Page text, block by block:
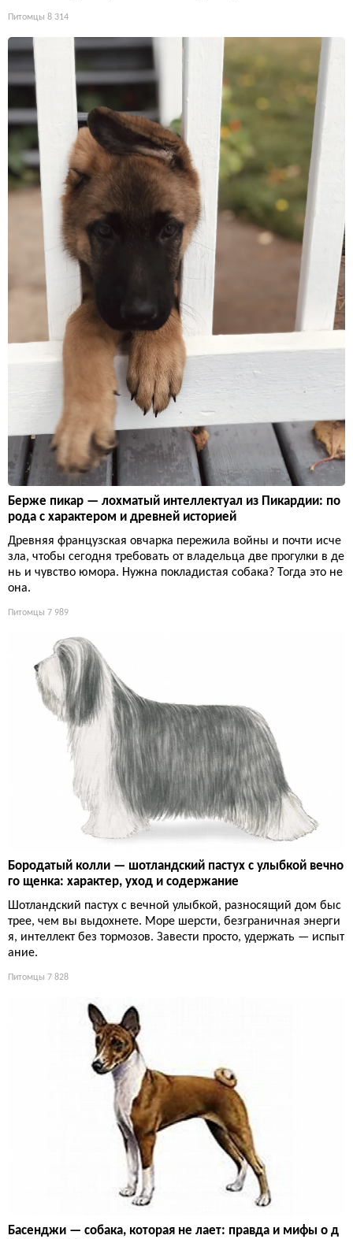
Питомцы 8 314
Берже пикар — лохматый интеллектуал из Пикардии: по
рода с характером и древней историей
Древняя французская овчарка пережила войны и почти исче
зла, чтобы сегодня требовать от владельца две прогулки в де
нь и чувство юмора. Нужна покладистая собака? Тогда это не
она.
Питомцы 7 989
Бородатый колли — шотландский пастух с улыбкой вечно
го щенка: характер, уход и содержание
Шотландский пастух с вечной улыбкой, разносящий дом быс
трее, чем вы выдохнете. Море шерсти, безграничная энерги
я, интеллект без тормозов. Завести просто, удержать — испыт
ание.
Питомцы 7 828
Басенджи — собака, которая не лает: правда и мифы о д